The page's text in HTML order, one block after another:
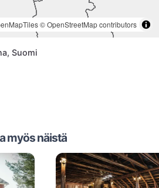
© OpenStreetMap contributors
Suomi
myös näistä